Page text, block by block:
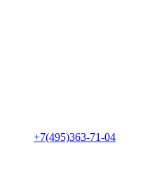
+7(495)363-71-04